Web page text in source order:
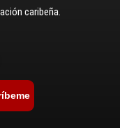
caribeña.